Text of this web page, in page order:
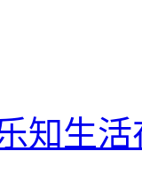
知生活